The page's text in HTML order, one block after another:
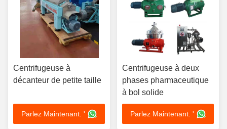
Centrifugeuse à
décanteur de petite taille
Parlez Maintenant. '
Centrifugeuse à deux
phases pharmaceutique
à bol solide
Parlez Maintenant. '